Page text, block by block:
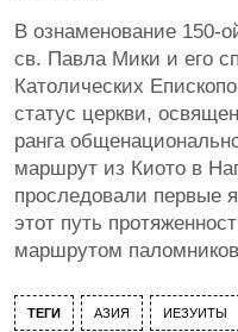
В ознаменование 150-
св. Павла Мики и его
Католических
статус церкви,
ранга
маршрут из Киото в
проследовали первые
этот путь
маршрутом
ТЕГИ АЗИЯ ИЕЗУИТЫ